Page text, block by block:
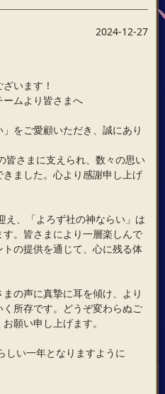
2024-12-27
います！
ームより皆さまへ
をご愛顧いただき、誠にあり
皆さまに支えられ、数々の思い
ました。心より感謝申し上げ
え、「よろず社の神ならい」は
。皆さまにより一層楽しんで
の提供を通じて、心に残る体
の声に真摯に耳を傾け、より
所存です。どうぞ変わらぬご
願い申し上げます。
しい一年となりますように